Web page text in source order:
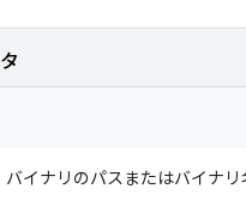
バイナリのパスまたはバイナリ